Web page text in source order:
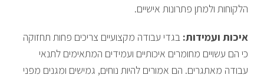
הלקוחות ולמתן פתרונות אישיים.
איכות ועמידות: בגדי עבודה מקצועיים צריכים פחות תחזוקה
כי הם עשויים מחומרים איכותיים ועמידים המתאימים לתנאי
עבודה מאתגרים. הם אמורים להיות נוחים, גמישים ומגנים מפני